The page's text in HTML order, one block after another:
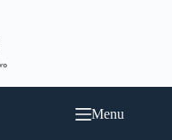
Menu